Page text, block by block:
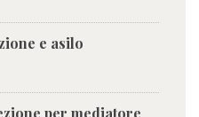
e asilo
per mediatore